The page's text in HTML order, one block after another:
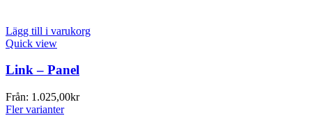
Lägg till i varukorg
Quick view
Link – Panel
Från: 1.025,00kr
Fler varianter